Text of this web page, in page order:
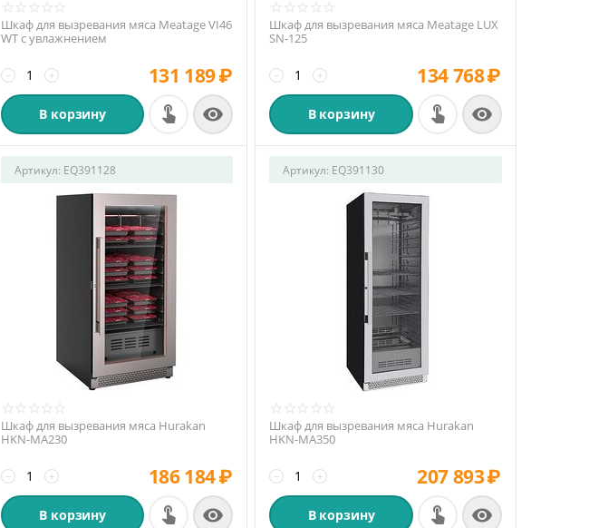
Шкаф для вызревания мяса Meatage VI46
WT с увлажнением
+
− 131 189₽
В корзину 
Шкаф для вызревания мяса Meatage LUX
SN-125
+
− 134 768₽
В корзину 
Артикул: EQ391128
Шкаф для вызревания мяса Hurakan
HKN-MA230
+
− 186 184₽
В корзину 
Артикул: EQ391130
Шкаф для вызревания мяса Hurakan
HKN-MA350
+
− 207 893₽
В корзину 